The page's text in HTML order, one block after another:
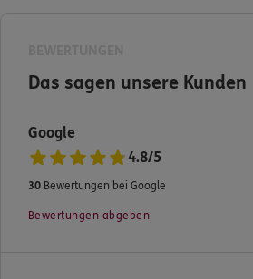
Das sagen unsere Kunden
Google
4.8/5
30Bewertungen bei Google
Bewertungen abgeben